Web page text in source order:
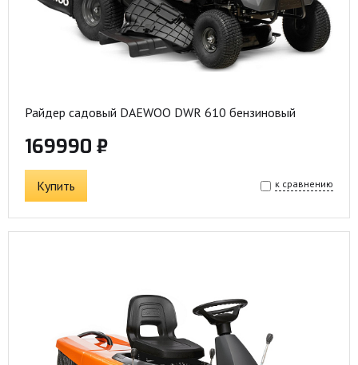
Райдер садовый DAEWOO DWR 610 бензиновый
169990 ₽
Купить к сравнению